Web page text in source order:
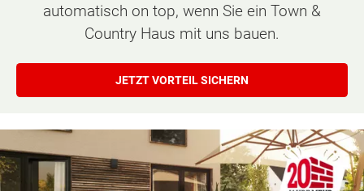
automatisch on top, wenn Sie ein Town &
Country Haus mit uns bauen.
JETZT VORTEIL SICHERN